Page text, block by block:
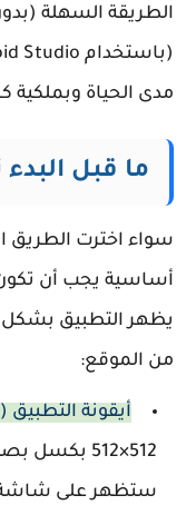
الطريقة السهلة
مدى الحياة وبملكية
ما قبل
سواء اخترت الطريق
أساسية يجب أن
يظهر التطبيق بشكل
من الموقع:
أيقونة التطبيق (App Icon):
ستظهر على